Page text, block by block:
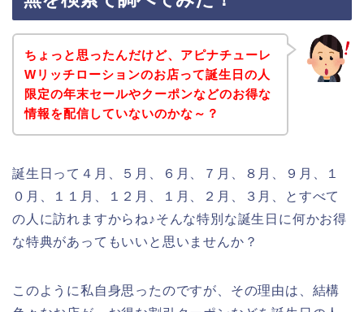
ちょっと思ったんだけど、アピナチューレ
Wリッチローションのお店って誕生日の人
限定の年末セールやクーポンなどのお得な
情報を配信していないのかな～？
誕生日って４月、５月、６月、７月、８月、９月、１
０月、１１月、１２月、１月、２月、３月、とすべて
の人に訪れますからね♪そんな特別な誕生日に何かお得
な特典があってもいいと思いませんか？
このように私自身思ったのですが、その理由は、結構